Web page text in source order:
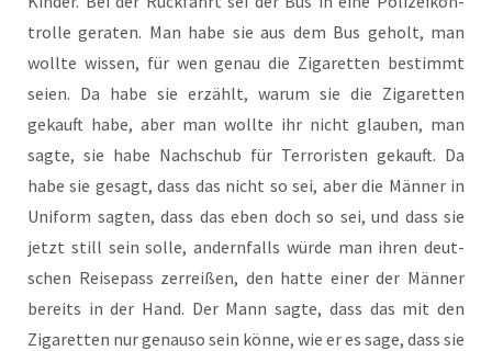
trol­le gera­ten. Man habe sie aus dem Bus geholt, man
woll­te wis­sen, für wen genau die Ziga­ret­ten bestimmt
sei­en. Da habe sie erzählt, war­um sie die Ziga­ret­ten
gekauft habe, aber man woll­te ihr nicht glau­ben, man
sag­te, sie habe Nach­schub für Ter­ro­ris­ten gekauft. Da
habe sie gesagt, dass das nicht so sei, aber die Män­ner in
Uni­form sag­ten, dass das eben doch so sei, und dass sie
jetzt still sein sol­le, andern­falls wür­de man ihren deut­
schen Rei­se­pass zer­rei­ßen, den hat­te einer der Män­ner
bereits in der Hand. Der Mann sag­te, dass das mit den
Ziga­ret­ten nur genau­so sein kön­ne, wie er es sage, dass sie